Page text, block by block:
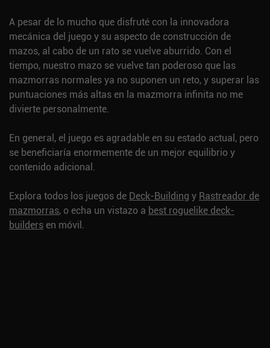
A pesar de lo mucho que disfruté con la innovadora
mecánica del juego y su aspecto de construcción de
mazos, al cabo de un rato se vuelve aburrido. Con el
tiempo, nuestro mazo se vuelve tan poderoso que las
mazmorras normales ya no suponen un reto, y superar las
puntuaciones más altas en la mazmorra infinita no me
divierte personalmente.
En general, el juego es agradable en su estado actual, pero
se beneficiaría enormemente de un mejor equilibrio y
contenido adicional.
Explora todos los juegos de Deck-Building y Rastreador de
mazmorras, o echa un vistazo a best roguelike deck-
builders en móvil.